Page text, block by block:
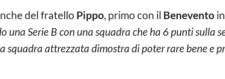
del fratello Pippo, primo con il Benevento
una Serie B con una squadra che ha 6 punti sulla
squadra attrezzata dimostra di poter rare bene e